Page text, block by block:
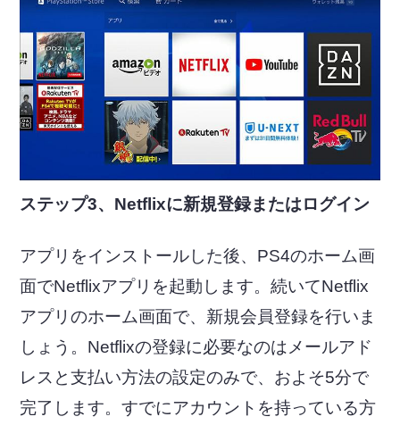
ステップ3、Netflixに新規登録またはログイン
アプリをインストールした後、PS4のホーム画
面でNetflixアプリを起動します。続いてNetflix
アプリのホーム画面で、新規会員登録を行いま
しょう。Netflixの登録に必要なのはメールアド
レスと支払い方法の設定のみで、およそ5分で
完了します。すでにアカウントを持っている方